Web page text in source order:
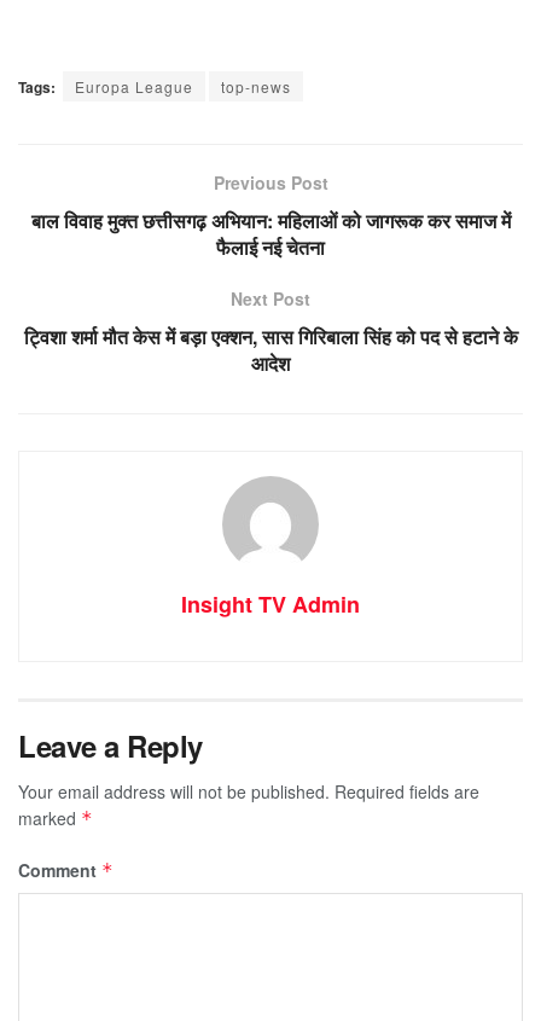
Tags: Europa League top-news
Previous Post
बाल विवाह मुक्त छत्तीसगढ़ अभियान: महिलाओं को जागरूक कर समाज में
फैलाई नई चेतना
Next Post
ट्विशा शर्मा मौत केस में बड़ा एक्शन, सास गिरिबाला सिंह को पद से हटाने के
आदेश
Insight TV Admin
Leave a Reply
Your email address will not be published. Required fields are
marked *
Comment *